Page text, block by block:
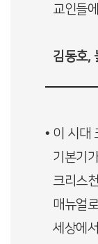
교인들
김동호,
• 이 시대
기본기
크리스
매뉴얼
세상에